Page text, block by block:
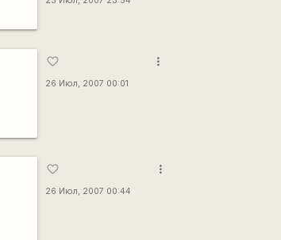
favorite_border
26 Июл, 2007 00:01
more_vert
favorite_border
26 Июл, 2007 00:44
more_vert